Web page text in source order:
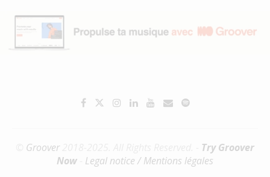
Groover2018-2025. All Rights Reserved. - Try Groover
Now
Legal notice / Mentions légales